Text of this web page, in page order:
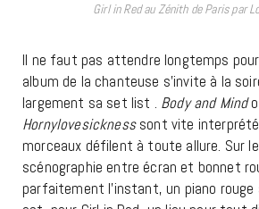
Girl in Red au Zénith de Paris par
Il ne faut pas attendre longtemps
album de la chanteuse s’invite à la
largement sa set list . Body and Mind
Hornylovesicknesssont vite
morceaux défilent à toute allure. Sur
scénographie entre écran et bonnet
parfaitement l’instant, un piano